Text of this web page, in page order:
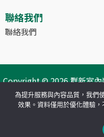
聯絡我們
聯絡我們
Copyright © 2026 群新室內
科技
為提升服務與內容品質，我們
效果。資料僅用於優化體驗